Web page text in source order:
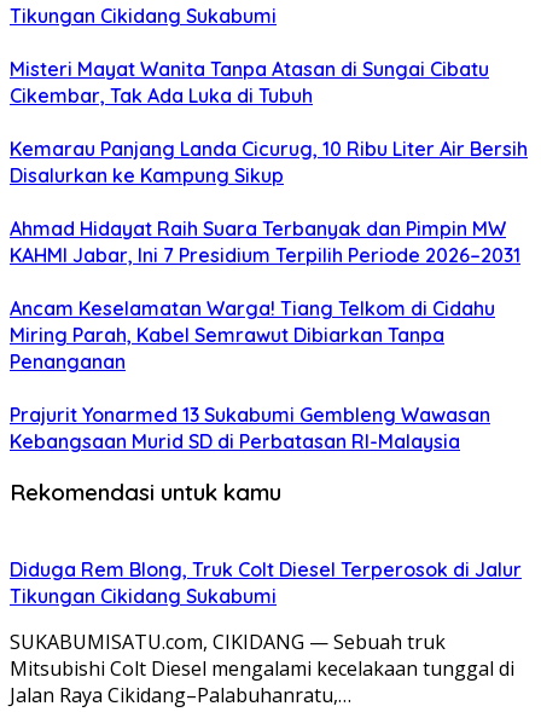
Tikungan Cikidang Sukabumi
Misteri Mayat Wanita Tanpa Atasan di Sungai Cibatu
Cikembar, Tak Ada Luka di Tubuh
Kemarau Panjang Landa Cicurug, 10 Ribu Liter Air Bersih
Disalurkan ke Kampung Sikup
Ahmad Hidayat Raih Suara Terbanyak dan Pimpin MW
KAHMI Jabar, Ini 7 Presidium Terpilih Periode 2026–2031
Ancam Keselamatan Warga! Tiang Telkom di Cidahu
Miring Parah, Kabel Semrawut Dibiarkan Tanpa
Penanganan
Prajurit Yonarmed 13 Sukabumi Gembleng Wawasan
Kebangsaan Murid SD di Perbatasan RI-Malaysia
Rekomendasi untuk kamu
Diduga Rem Blong, Truk Colt Diesel Terperosok di Jalur
Tikungan Cikidang Sukabumi
SUKABUMISATU.com, CIKIDANG — Sebuah truk
Mitsubishi Colt Diesel mengalami kecelakaan tunggal di
Jalan Raya Cikidang–Palabuhanratu,…